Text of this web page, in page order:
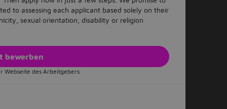
to assessing each applicant based solely on their
sexual orientation, disability or religion
bewerben
Webseite des Arbeitgebers